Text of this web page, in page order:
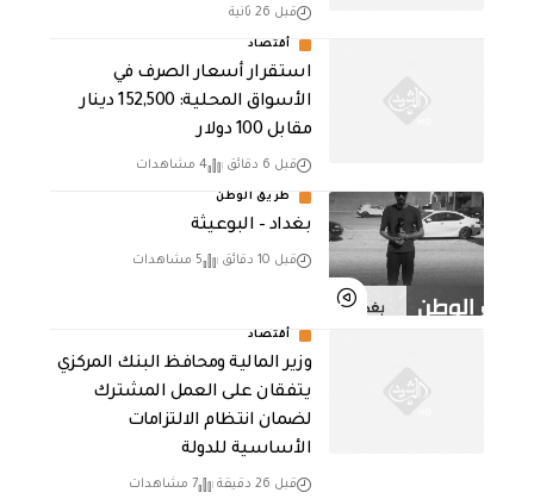
قبل 26 ثانية
أقتصاد
استقرار أسعار الصرف في
الأسواق المحلية: 152,500 دينار
مقابل 100 دولار
قبل 6 دقائق 4 مشاهدات
طريق الوطن
بغداد – البوعيثة
قبل 10 دقائق 5 مشاهدات
أقتصاد
وزير المالية ومحافظ البنك المركزي
يتفقان على العمل المشترك
لضمان انتظام الالتزامات
الأساسية للدولة
قبل 26 دقيقة 7 مشاهدات